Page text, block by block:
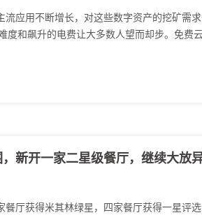
应用不断增长，对这些数字资产的挖矿需
度和飙升的电费让大多数人望而却步。免费
新开一家二星级餐厅，继续大放
厅获得米其林绿星，四家餐厅获得一星评